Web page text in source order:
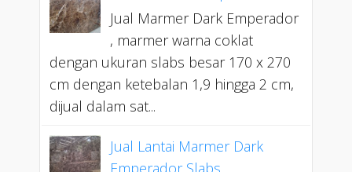
Jual Marmer Dark Emperador
, marmer warna coklat
dengan ukuran slabs besar 170 x 270
cm dengan ketebalan 1,9 hingga 2 cm,
dijual dalam sat...
Jual Lantai Marmer Dark
Emperador Slabs